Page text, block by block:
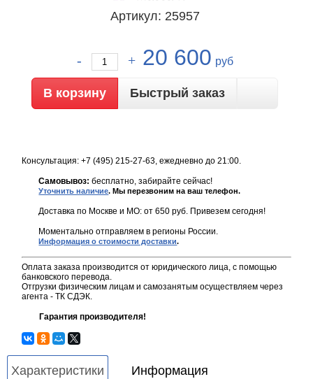
Артикул: 25957
20 600 руб
Быстрый заказ
Консультация: +7 (495) 215-27-63, ежедневно до 21:00.
Самовывоз: бесплатно, забирайте сейчас!
Уточнить наличие. Мы перезвоним на ваш телефон.
Доставка по Москве и МО: от 650 руб. Привезем сегодня!
Моментально отправляем в регионы России.
Информация о стоимости доставки.
Оплата заказа производится от юридического лица, с помощью
банковского перевода.
Отгрузки физическим лицам и самозанятым осуществляем через
агента - ТК СДЭК.
Гарантия производителя!
Характеристики Информация